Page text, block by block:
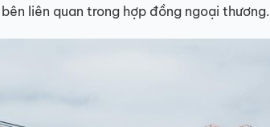
liên quan trong hợp đồng ngoại thương.